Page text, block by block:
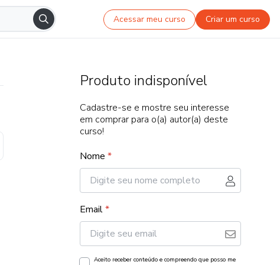
Acessar meu curso Criar um curso
Produto indisponível
Cadastre-se e mostre seu interesse
em comprar para o(a) autor(a) deste
curso!
Nome *
Email*
Aceito receber conteúdo e compreendo que posso me